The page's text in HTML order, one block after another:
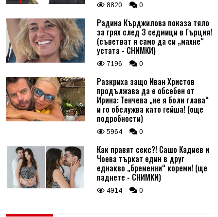
8820 0
Радина Кърджилова показа тяло
за грях след 3 седмици в Гърция!
(съветват я само да си „махне“
устата - СНИМКИ)
7196 0
Разкриха защо Иван Христов
продължава да е обсебен от
Ирина: Тенчева „не я боли глава“
и го обслужва като гейша! (още
подробности)
5964 0
Как правят секс?! Сашо Кадиев и
Чоева търкат един в друг
еднакво „бременни“ кореми! (ще
паднете - СНИМКИ)
4914 0